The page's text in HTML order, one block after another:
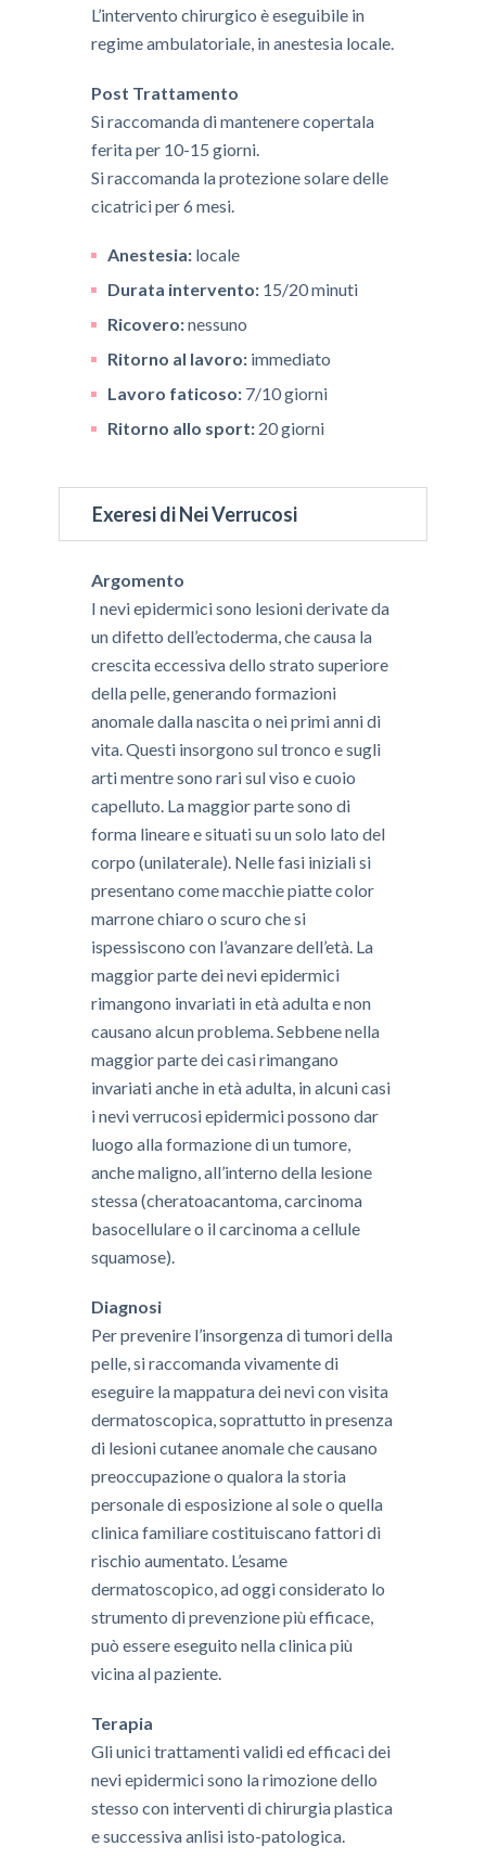
​L’intervento chirurgico è eseguibile in
regime ambulatoriale, in anestesia locale.
Post Trattamento
​Si raccomanda di mantenere copertala
ferita per 10-15 giorni.
Si raccomanda la protezione solare delle
cicatrici per 6 mesi.
Anestesia: locale
Durata intervento: 15/20 minuti
Ricovero:nessuno
Ritorno al lavoro: immediato
Lavoro faticoso: 7/10 giorni
Ritorno allo sport: 20 giorni
Exeresi di Nei Verrucosi
Argomento
​I nevi epidermici sono lesioni derivate da
un difetto dell’ectoderma, che causa la
crescita eccessiva dello strato superiore
della pelle, generando formazioni
anomale dalla nascita o nei primi anni di
vita. Questi insorgono sul tronco e sugli
arti mentre sono rari sul viso e cuoio
capelluto. La maggior parte sono di
forma lineare e situati su un solo lato del
corpo (unilaterale). Nelle fasi iniziali si
presentano come macchie piatte color
marrone chiaro o scuro che si
ispessiscono con l’avanzare dell’età. La
maggior parte dei nevi epidermici
rimangono invariati in età adulta e non
causano alcun problema. Sebbene nella
maggior parte dei casi rimangano
invariati anche in età adulta, in alcuni casi
i nevi verrucosi epidermici possono dar
luogo alla formazione di un tumore,
anche maligno, all’interno della lesione
stessa (cheratoacantoma, carcinoma
basocellulare o il carcinoma a cellule
squamose).
Diagnosi
​Per prevenire l’insorgenza di tumori della
pelle, si raccomanda vivamente di
eseguire la mappatura dei nevi con visita
dermatoscopica, soprattutto in presenza
di lesioni cutanee anomale che causano
preoccupazione o qualora la storia
personale di esposizione al sole o quella
clinica familiare costituiscano fattori di
rischio aumentato. L’esame
dermatoscopico, ad oggi considerato lo
strumento di prevenzione più efficace,
può essere eseguito nella clinica più
vicina al paziente.
Terapia
​Gli unici trattamenti validi ed efficaci dei
nevi epidermici sono la rimozione dello
stesso con interventi di chirurgia plastica
e successiva anlisi isto-patologica.